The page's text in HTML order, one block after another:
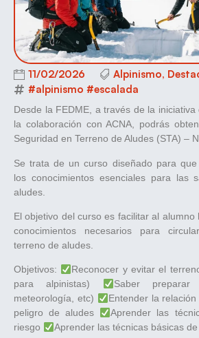
11/02/2026 Alpinismo,
#alpinismo #escalada
Desde la FEDME, a través de la
la colaboración con ACNA, podrás
Seguridad en Terreno de Aludes (STA) –
Se trata de un curso diseñado para
los conocimientos esenciales para las
aludes.
El objetivo del curso es facilitar al
conocimientos necesarios para
terreno de aludes.
Objetivos:
Reconocer y evitar el
para alpinistas)
Saber
meteorología, etc)
Entender la
peligro de aludes
Aprender las
riesgo
Aprender las técnicas básicas